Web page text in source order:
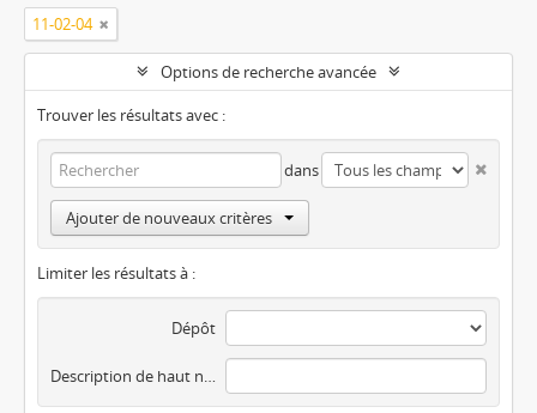
11-02-04
Options de recherche avancée
Trouver les résultats avec :
dans
Ajouter de nouveaux critères
Limiter les résultats à :
Dépôt
Description de haut niveau